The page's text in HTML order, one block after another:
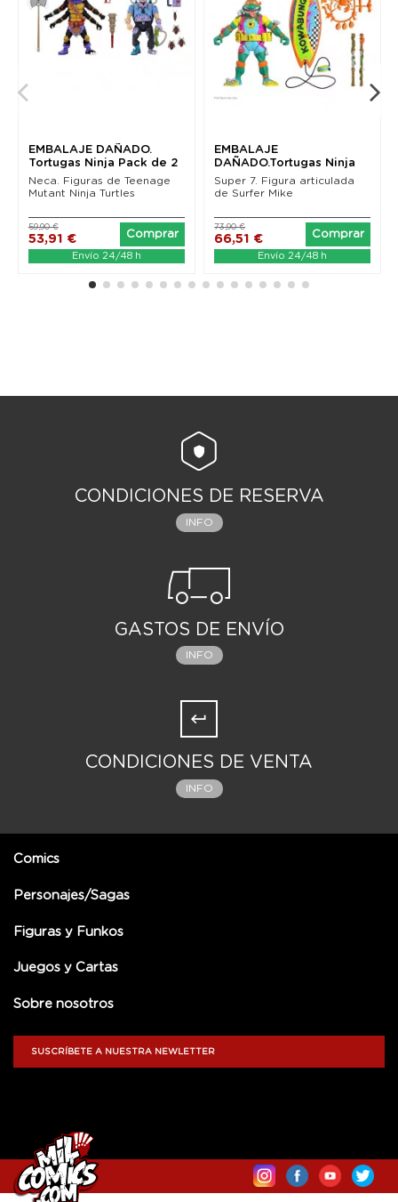
EMBALAJE DAÑADO.
Tortugas Ninja Pack de 2
Figuras Antrax &...
Neca. Figuras de Teenage
Mutant Ninja Turtles
53,91 €
59,90 €
Comprar
Envío 24/48 h
EMBALAJE
DAÑADO.Tortugas Ninja
Figura Ultimates Sewer
Surfer...
Super 7. Figura articulada
de Surfer Mike
66,51 €
73,90 €
Comprar
Envío 24/48 h
CONDICIONES DE RESERVA
INFO
GASTOS DE ENVÍO
INFO
CONDICIONES DE VENTA
INFO
Comics
Personajes/Sagas
Figuras y Funkos
Juegos y Cartas
Sobre nosotros
SUSCRÍBETE A NUESTRA NEWLETTER